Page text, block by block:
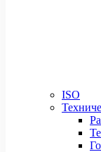
ISO